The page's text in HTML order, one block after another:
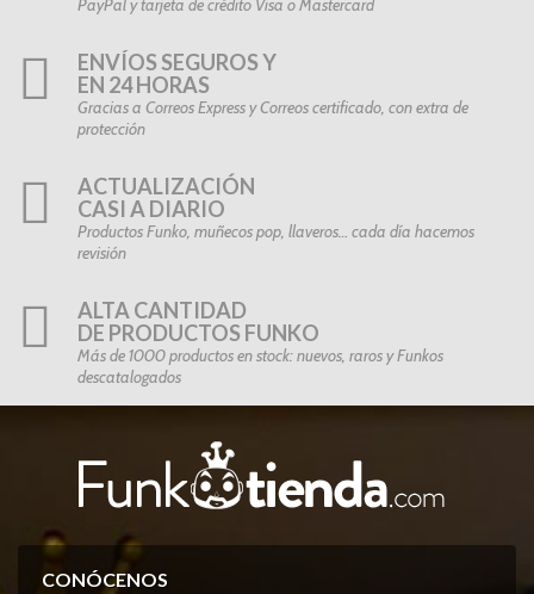
PayPal y tarjeta de crédito Visa o Mastercard
ENVÍOS SEGUROS Y
EN 24 HORAS
Gracias a Correos Express y Correos certificado, con extra de
protección
ACTUALIZACIÓN
CASI A DIARIO
Productos Funko, muñecos pop, llaveros… cada día hacemos
revisión
ALTA CANTIDAD
DE PRODUCTOS FUNKO
Más de 1000 productos en stock: nuevos, raros y Funkos
descatalogados
CONÓCENOS